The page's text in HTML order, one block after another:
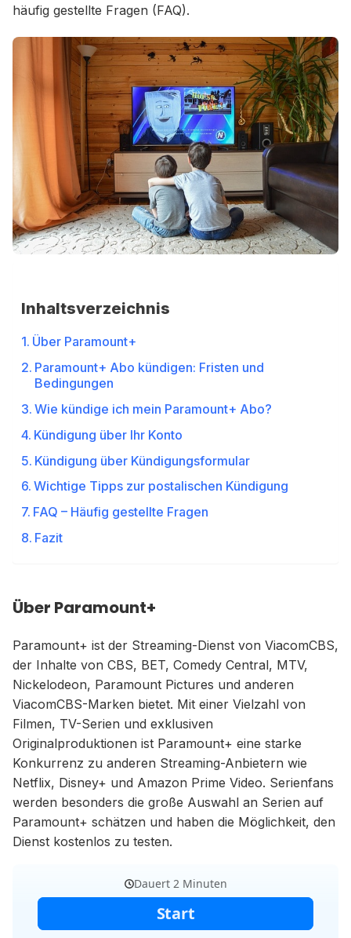
häufig gestellte Fragen (FAQ).
Inhaltsverzeichnis
Über Paramount+
Paramount+ Abo kündigen: Fristen und
Bedingungen
Wie kündige ich mein Paramount+ Abo?
Kündigung über Ihr Konto
Kündigung über Kündigungsformular
Wichtige Tipps zur postalischen Kündigung
FAQ – Häufig gestellte Fragen
Fazit
Über Paramount+
Paramount+ ist der Streaming-Dienst von ViacomCBS,
der Inhalte von CBS, BET, Comedy Central, MTV,
Nickelodeon, Paramount Pictures und anderen
ViacomCBS-Marken bietet. Mit einer Vielzahl von
Filmen, TV-Serien und exklusiven
Originalproduktionen ist Paramount+ eine starke
Konkurrenz zu anderen Streaming-Anbietern wie
Netflix, Disney+ und Amazon Prime Video. Serienfans
werden besonders die große Auswahl an Serien auf
Paramount+ schätzen und haben die Möglichkeit, den
Dienst kostenlos zu testen.